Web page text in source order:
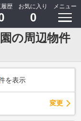
履歴 お気に入り
0
メニュー
の周辺物件
を表示
変更